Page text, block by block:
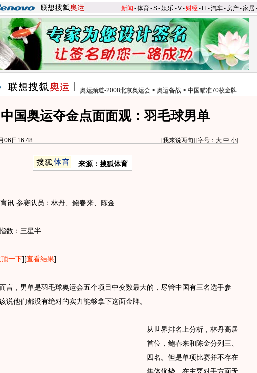
新闻 -体育-S-娱乐-V- 财经- IT-汽车- 房产-家居
奥运频道-2008北京奥运会 > 奥运备战 > 中国瞄准70枚金牌
中国奥运夺金点面面观：羽毛球男单
06日16:48 [我来说两句] [字号： 大 中 小]
来源：搜狐体育
讯 参赛队员：林丹、鲍春来、陈金
：三星半
一下][查看结果]
，男单是羽毛球奥运会五个项目中变数最大的，尽管中国有三名选手参
说他们都没有绝对的实力能够拿下这面金牌。
从世界排名上分析，林丹高居
首位，鲍春来和陈金分列三、
四名。但是单项比赛并不存在